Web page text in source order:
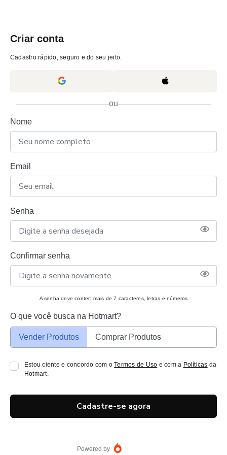
Criar conta
Cadastro rápido, seguro e do seu jeito.
ou
Nome
Email
Senha
Confirmar senha
A senha deve conter: mais de 7 caracteres, letras e números
O que você busca na Hotmart?
Vender Produtos Comprar Produtos
Estou ciente e concordo com oTermos de Uso e com a Políticas da
Hotmart.
Cadastre-se agora
Powered by